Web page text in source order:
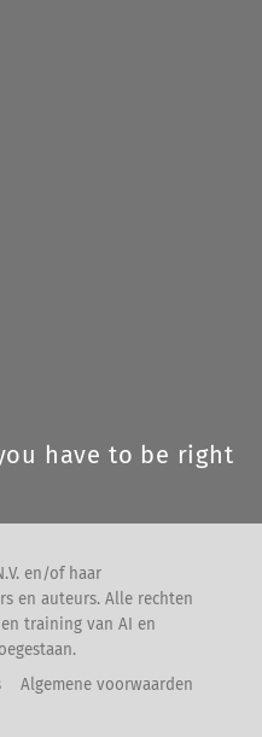
have to be right
en/of haar
en auteurs. Alle rechten
training van AI en
Algemene voorwaarden